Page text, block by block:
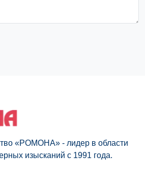
«РОМОНА» - лидер в области
изысканий с 1991 года.